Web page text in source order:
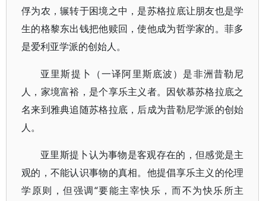
俘为农，辗转于困境之中，是苏格拉底让朋友也是学
生的格黎东出钱把他赎回，使他成为哲学家的。菲多
是爱利亚学派的创始人。
亚里斯提卜（一译阿里斯底波）是非洲昔勒尼
人，家境富裕，是个享乐主义者。因钦慕苏格拉底之
名来到雅典追随苏格拉底，后成为昔勒尼学派的创始
人。
亚里斯提卜认为事物是客观存在的，但感觉是主
观的，不能认识事物的真相。他提倡享乐主义的伦理
学原则，但强调“要能主宰快乐，而不为快乐所主